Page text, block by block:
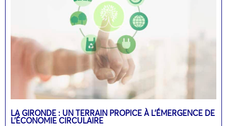
LA GIRONDE : UN TERRAIN PROPICE À L’ÉMERGENCE DE
L’ÉCONOMIE CIRCULAIRE